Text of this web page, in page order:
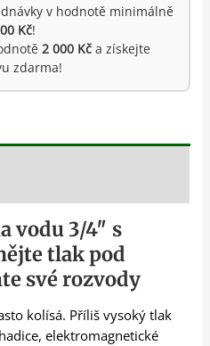
v hodnotě minimálně
Kč!
2 000 Kča získejte
zdarma!
vodu 3/4″ s
tlak pod
své rozvody
kolísá. Příliš vysoký tlak
elektromagnetické